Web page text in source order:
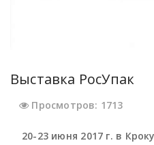
Выставка РосУпак
Просмотров: 1713
20-23 июня 2017 г. в